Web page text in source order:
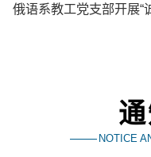
俄语系教工党支部开展“
NOTICE